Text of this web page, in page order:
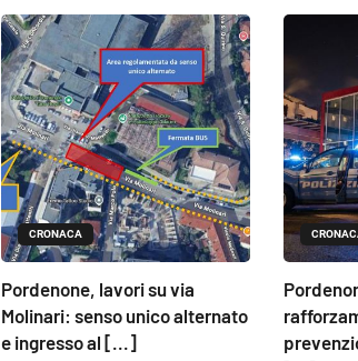
CRONACA
Pordenone, lavori su via
Molinari: senso unico alternato
e ingresso al [...]